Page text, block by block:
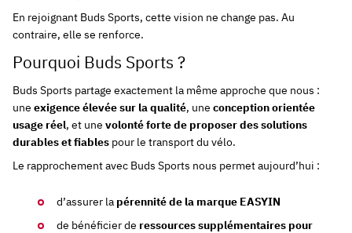
En rejoignant Buds Sports, cette vision ne change pas. Au
contraire, elle se renforce.
Pourquoi Buds Sports ?
Buds Sports partage exactement la même approche que nous :
une exigence élevée sur la qualité, une conception orientée
usage réel, et une volonté forte de proposer des solutions
durables et fiables pour le transport du vélo.
Le rapprochement avec Buds Sports nous permet aujourd’hui :
d’assurer la pérennité de la marque EASYIN
de bénéficier de ressources supplémentaires pour